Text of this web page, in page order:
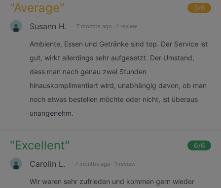
"Average" 3/6
Susann H. 7 months ago · 1 review
Ambiente, Essen und Getränke sind top. Der Service ist
gut, wirkt allerdings sehr aufgesetzt. Der Umstand,
dass man nach genau zwei Stunden
hinauskomplimentiert wird, unabhängig davon, ob man
noch etwas bestellen möchte oder nicht, ist überaus
unangenehm.
"Excellent" 6/6
Carolin L. 7 months ago · 1 review
Wir waren sehr zufrieden und kommen gern wieder